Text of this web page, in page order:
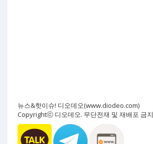
뉴스&핫이슈! 디오데오(www.diodeo.com)
Copyrightⓒ 디오데오. 무단전재 및 재배포 금지